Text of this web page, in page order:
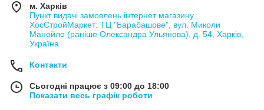
м. Харків
Пункт видачі замовлень інтернет магазину
ХосСтройМаркет: ТЦ "Барабашове", вул. Миколи
Манойло (раніше Олександра Ульянова), д. 54, Харків,
Україна
Контакти
Сьогодні працює з 09:00 до 18:00
Показати весь графік роботи